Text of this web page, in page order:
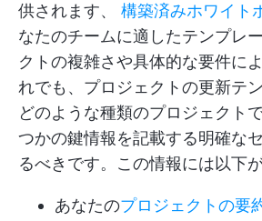
供されます、 構築済みホワイト
なたのチームに適したテンプレ
クトの複雑さや具体的な要件に
れでも、プロジェクトの更新テ
どのような種類のプロジェクト
つかの鍵情報を記載する明確な
るべきです。この情報には以下
あなたのプロジェクトの要